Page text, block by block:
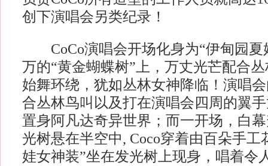
创下演唱会另类纪录！
CoCo演唱会开场化身为“伊甸园夏
万的“黄金蝴蝶树”上，万丈光芒配合丛
始舞环绕，犹如丛林女神降临！演唱
合丛林鸟叫以及打在演唱会四周的翼
置身阿凡达奇异世界；而一开场，白
光树悬在半空中, Coco穿着由百朵手工
娃女神装”坐在发光树上现身，唱着令